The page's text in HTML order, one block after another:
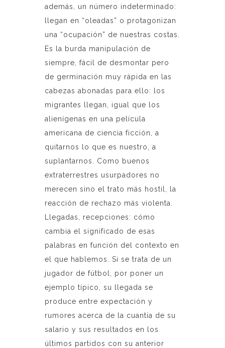
además, un número indeterminado:
llegan en “oleadas” o protagonizan
una “ocupación” de nuestras costas.
Es la burda manipulación de
siempre, fácil de desmontar pero
de germinación muy rápida en las
cabezas abonadas para ello: los
migrantes llegan, igual que los
alienígenas en una película
americana de ciencia ficción, a
quitarnos lo que es nuestro, a
suplantarnos. Como buenos
extraterrestres usurpadores no
merecen sino el trato más hostil, la
reacción de rechazo más violenta.
Llegadas, recepciones: cómo
cambia el significado de esas
palabras en función del contexto en
el que hablemos. Si se trata de un
jugador de fútbol, por poner un
ejemplo típico, su llegada se
produce entre expectación y
rumores acerca de la cuantía de su
salario y sus resultados en los
últimos partidos con su anterior